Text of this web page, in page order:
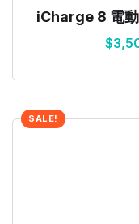
iCharge 8 電
$
SALE!